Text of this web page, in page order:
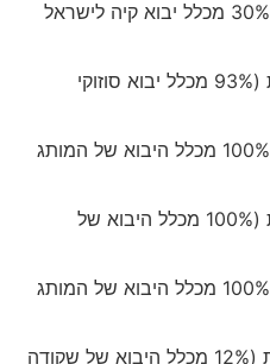
קיה עם 9,965 מכוניות (30% מכלל יבוא קיה לישראל
סוזוקי עם 8,285 מכוניות (93% מכלל יבוא סוזוקי
ג'ילי עם 7,129 מכוניות (100% מכלל היבוא של המותג
טסלה עם 6,767 מכוניות (100% מכלל היבוא של
MG עם 5,421 מכוניות (100% מכלל היבוא של המותג
שקודה עם 1,792 מכוניות (12% מכלל היבוא של שקודה